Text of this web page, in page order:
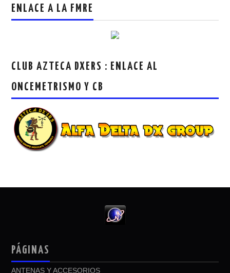
ENLACE A LA FMRE
CLUB AZTECA DXERS : ENLACE AL
ONCEMETRISMO Y CB
PÁGINAS
ANTENAS Y ACCESORIOS